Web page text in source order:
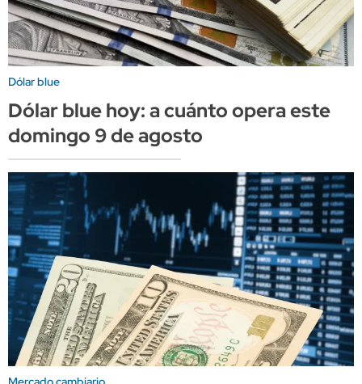
Dólar blue
Dólar blue hoy: a cuánto opera este
domingo 9 de agosto